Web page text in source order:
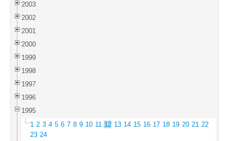
2003
2002
2001
2000
1999
1998
1997
1996
1995
1 2 3 4 5 6 7 8 9 10 11 12 13 14 15 16 17 18 19 20 21 22
23 24